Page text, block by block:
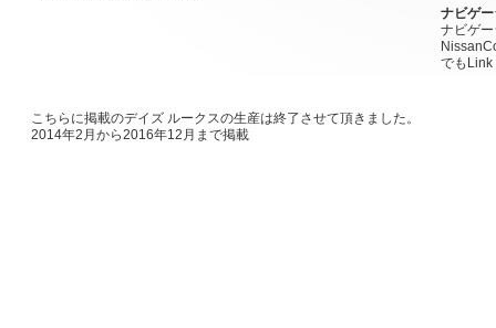
ナビゲ
ナビゲ
でもLink
こちらに掲載のデイズ ルークスの生産は終了させて頂きました。
2014年2月から2016年12月まで掲載